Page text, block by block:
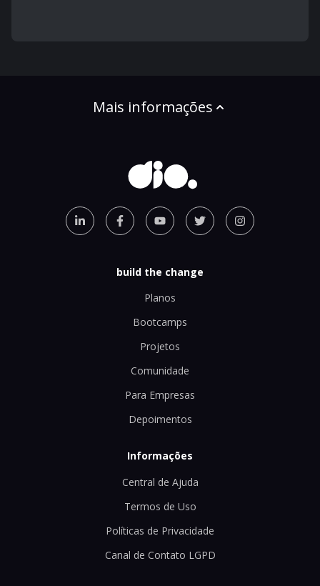
Mais informações
build the change
Planos
Bootcamps
Projetos
Comunidade
Para Empresas
Depoimentos
Informações
Central de Ajuda
Termos de Uso
Políticas de Privacidade
Canal de Contato LGPD